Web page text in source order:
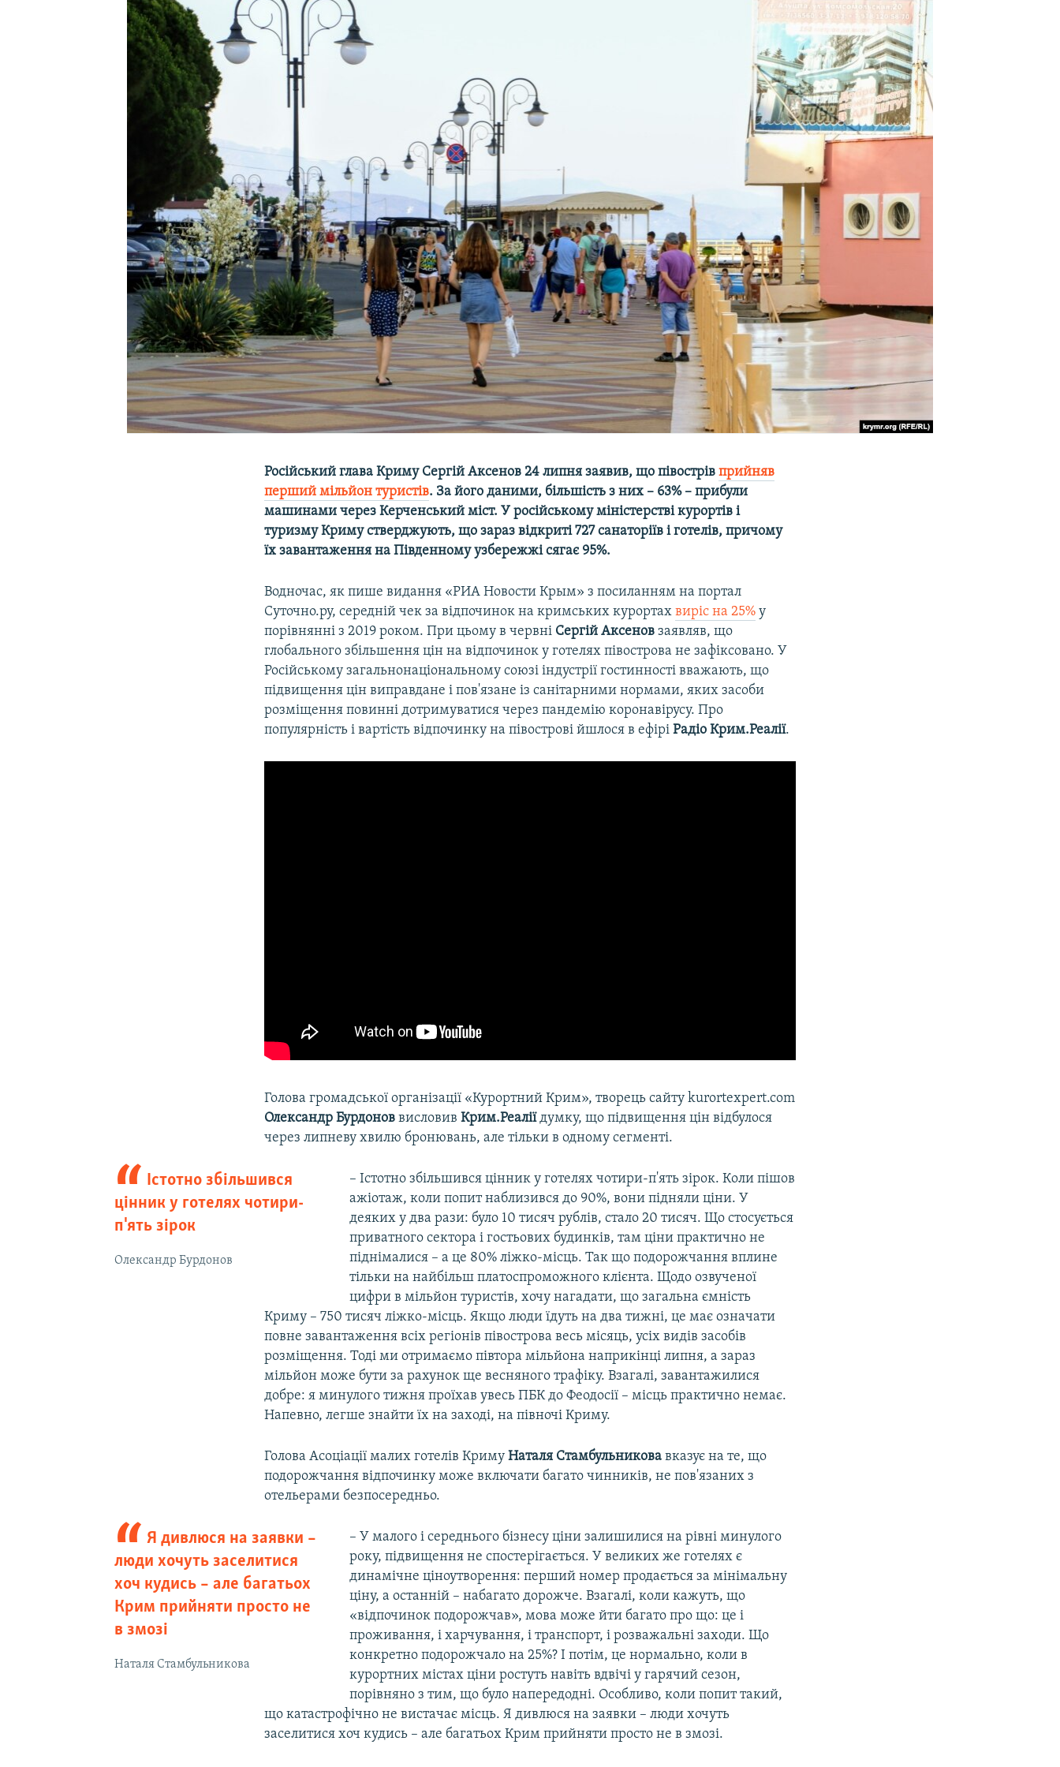
УКРАЇНСЬКА ПРОБЛЕМА КРИМУ
Російський глава Криму Сергій Аксенов 24 липня заявив, що півострівприйняв
перший мільйон туристів. За його даними, більшість з них –​ 63% –​ прибули
машинами через Керченський міст. У російському міністерстві курортів і
туризму Криму стверджують, що зараз відкриті 727 санаторіїв і готелів, причому
їх завантаження на Південному узбережжі сягає 95%.
Водночас, як пише видання «РИА Новости Крым» з посиланням на портал
Суточно.ру, середній чек за відпочинок на кримських курортахвиріс на 25% у
порівнянні з 2019 роком. При цьому в червні Сергій Аксенов заявляв, що
глобального збільшення цін на відпочинок у готелях півострова не зафіксовано. У
Російському загальнонаціональному союзі індустрії гостинності вважають, що
підвищення цін виправдане і пов'язане із санітарними нормами, яких засоби
розміщення повинні дотримуватися через пандемію коронавірусу. Про
популярність і вартість відпочинку на півострові йшлося в ефіріРадіо Крим.Реалії.
Голова громадської організації «Курортний Крим», творець сайту kurortexpert.com
Олександр Бурдонов висловивКрим.Реаліїдумку, що підвищення цін відбулося
через липневу хвилю бронювань, але тільки в одному сегменті.
Істотно збільшився
цінник у готелях чотири-
п'ять зірок
Олександр Бурдонов
– Істотно збільшився цінник у готелях чотири-п'ять зірок. Коли пішов
ажіотаж, коли попит наблизився до 90%, вони підняли ціни. У
деяких у два рази: було 10 тисяч рублів, стало 20 тисяч. Що стосується
приватного сектора і гостьових будинків, там ціни практично не
піднімалися –​ а це 80% ліжко-місць. Так що подорожчання вплине
тільки на найбільш платоспроможного клієнта. Щодо озвученої
цифри в мільйон туристів, хочу нагадати, що загальна ємність
Криму –​ 750 тисяч ліжко-місць. Якщо люди їдуть на два тижні, це має означати
повне завантаження всіх регіонів півострова весь місяць, усіх видів засобів
розміщення. Тоді ми отримаємо півтора мільйона наприкінці липня, а зараз
мільйон може бути за рахунок ще весняного трафіку. Взагалі, завантажилися
добре: я минулого тижня проїхав увесь ПБК до Феодосії –​ місць практично немає.
Напевно, легше знайти їх на заході, на півночі Криму.
Голова Асоціації малих готелів КримуНаталя Стамбульникова вказує на те, що
подорожчання відпочинку може включати багато чинників, не пов'язаних з
отельерами безпосередньо.
Я дивлюся на заявки –​
люди хочуть заселитися
хоч кудись –​ але багатьох
Крим прийняти просто не
в змозі
Наталя Стамбульникова
– У малого і середнього бізнесу ціни залишилися на рівні минулого
року, підвищення не спостерігається. У великих же готелях є
динамічне ціноутворення: перший номер продається за мінімальну
ціну, а останній –​ набагато дорожче. Взагалі, коли кажуть, що
«відпочинок подорожчав», мова може йти багато про що: це і
проживання, і харчування, і транспорт, і розважальні заходи. Що
конкретно подорожчало на 25%? І потім, це нормально, коли в
курортних містах ціни ростуть навіть вдвічі у гарячий сезон,
порівняно з тим, що було напередодні. Особливо, коли попит такий,
що катастрофічно не вистачає місць. Я дивлюся на заявки –​ люди хочуть
заселитися хоч кудись –​ але багатьох Крим прийняти просто не в змозі.